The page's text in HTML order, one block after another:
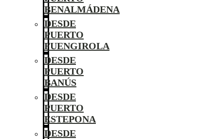
BENALMÁDENA
DESDE
PUERTO
FUENGIROLA
DESDE
PUERTO
BANÚS
DESDE
PUERTO
ESTEPONA
DESDE